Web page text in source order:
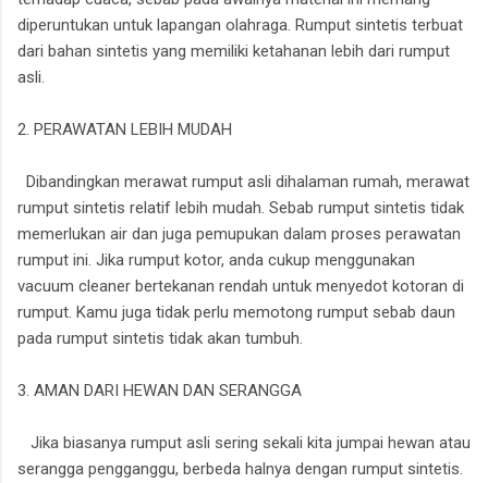
diperuntukan untuk lapangan olahraga. Rumput sintetis terbuat
dari bahan sintetis yang memiliki ketahanan lebih dari rumput
asli.
2. PERAWATAN LEBIH MUDAH
Dibandingkan merawat rumput asli dihalaman rumah, merawat
rumput sintetis relatif lebih mudah. Sebab rumput sintetis tidak
memerlukan air dan juga pemupukan dalam proses perawatan
rumput ini. Jika rumput kotor, anda cukup menggunakan
vacuum cleaner bertekanan rendah untuk menyedot kotoran di
rumput. Kamu juga tidak perlu memotong rumput sebab daun
pada rumput sintetis tidak akan tumbuh.
3. AMAN DARI HEWAN DAN SERANGGA
Jika biasanya rumput asli sering sekali kita jumpai hewan atau
serangga pengganggu, berbeda halnya dengan rumput sintetis.